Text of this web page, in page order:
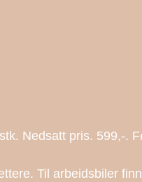
Nedsatt pris. 599,-.
Til arbeidsbiler